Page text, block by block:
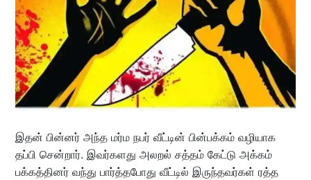
இதன் பின்னர் அந்த மர்ம நபர் வீட்டின் பின்பக்கம் வழியாக
தப்பி சென்றார். இவர்களது அலறல் சத்தம் கேட்டு அக்கம்
பக்கத்தினர் வந்து பார்த்தபோது வீட்டில் இருந்தவர்கள் ரத்த